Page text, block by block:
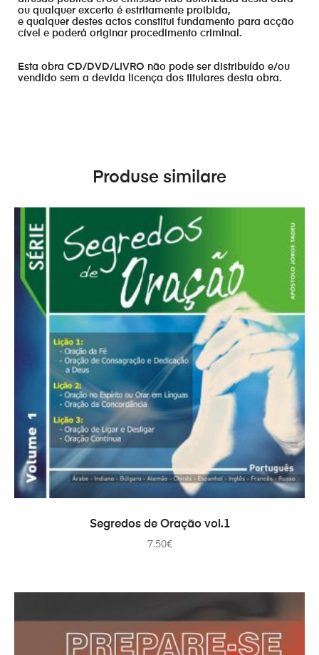
ou qualquer excerto é estritamente proibida,
e qualquer destes actos constitui fundamento para acção
cível e poderá originar procedimento criminal.
Esta obra CD/DVD/LIVRO não pode ser distribuído e/ou
vendido sem a devida licença dos titulares desta obra.
Produse similare
ADAUGĂ ÎN COȘ
Segredos de Oração vol.1
7.50€